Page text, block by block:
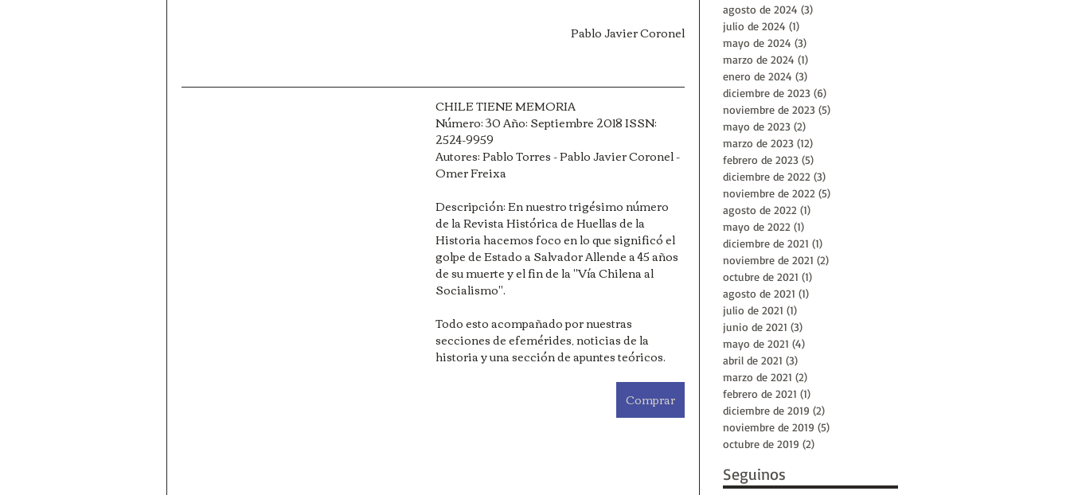
Pablo Javier Coronel
CHILE TIENE MEMORIA
Número: 30 Año: Septiembre 2018 ISSN:
2524-9959
Autores: Pablo Torres - Pablo Javier Coronel -
Omer Freixa
Descripción: En nuestro trigésimo número
de la Revista Histórica de Huellas de la
Historia hacemos foco en lo que significó el
golpe de Estado a Salvador Allende a 45 años
de su muerte y el fin de la "Vía Chilena al
Socialismo".
Todo esto acompañado por nuestras
secciones de efemérides, noticias de la
historia y una sección de apuntes teóricos.
Comprar
agosto de 2024 (3)
julio de 2024 (1)
mayo de 2024 (3)
marzo de 2024 (1)
enero de 2024 (3)
diciembre de 2023 (6)
noviembre de 2023 (5)
mayo de 2023 (2)
marzo de 2023 (12)
febrero de 2023 (5)
diciembre de 2022 (3)
noviembre de 2022 (5)
agosto de 2022 (1)
mayo de 2022 (1)
diciembre de 2021 (1)
noviembre de 2021 (2)
octubre de 2021 (1)
agosto de 2021 (1)
julio de 2021 (1)
junio de 2021 (3)
mayo de 2021 (4)
abril de 2021 (3)
marzo de 2021 (2)
febrero de 2021 (1)
diciembre de 2019 (2)
noviembre de 2019 (5)
octubre de 2019 (2)
Seguinos